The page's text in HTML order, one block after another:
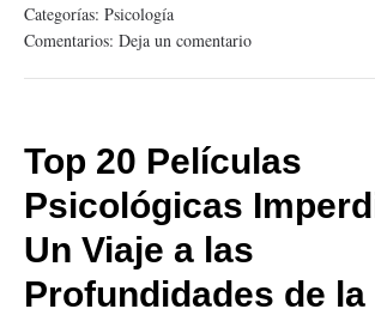
Categorías: Psicología
Comentarios: Deja un comentario
Top 20 Películas
Psicológicas
Un Viaje a las
Profundidades de la